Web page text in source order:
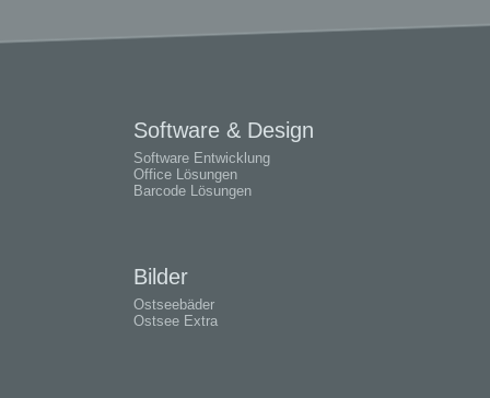
Software & Design
Software Entwicklung
Office Lösungen
Barcode Lösungen
Bilder
Ostseebäder
Ostsee Extra